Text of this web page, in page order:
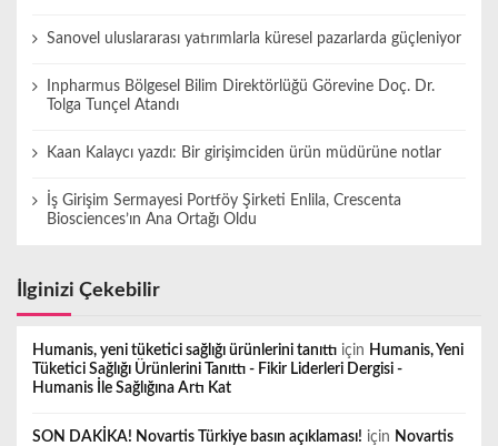
Sanovel uluslararası yatırımlarla küresel pazarlarda güçleniyor
Inpharmus Bölgesel Bilim Direktörlüğü Görevine Doç. Dr.
Tolga Tunçel Atandı
Kaan Kalaycı yazdı: Bir girişimciden ürün müdürüne notlar
İş Girişim Sermayesi Portföy Şirketi Enlila, Crescenta
Biosciences’ın Ana Ortağı Oldu
İlginizi Çekebilir
Humanis, yeni tüketici sağlığı ürünlerini tanıttı için Humanis, Yeni
Tüketici Sağlığı Ürünlerini Tanıttı - Fikir Liderleri Dergisi -
Humanis İle Sağlığına Artı Kat
SON DAKİKA! Novartis Türkiye basın açıklaması! için Novartis